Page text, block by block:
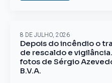
Depois do incêndio o
de rescaldo e
fotos de Sérgio
B.V.A.
8 DE JULHO, 2026